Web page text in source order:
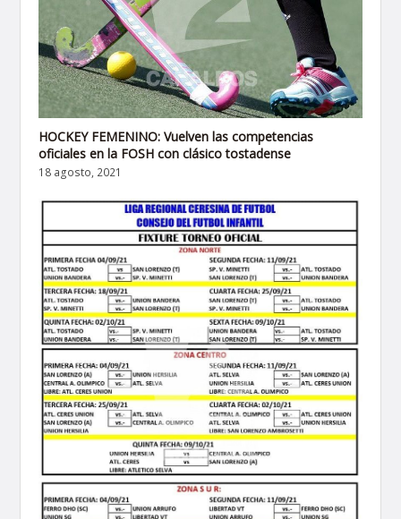
HOCKEY FEMENINO: Vuelven las competencias
oficiales en la FOSH con clásico tostadense
18 agosto, 2021